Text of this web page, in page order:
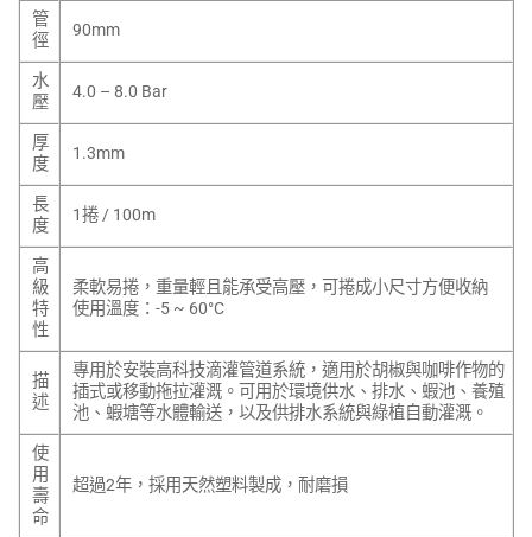
管
徑
90mm
水
壓
4.0 – 8.0 Bar
厚
度
1.3mm
長
度
1捲 / 100m
高
級
特
性
柔軟易捲，重量輕且能承受高壓，可捲成小尺寸方便收納
使用溫度：-5 ~ 60°C
描
述
專用於安裝高科技滴灌管道系統，適用於胡椒與咖啡作物的
插式或移動拖拉灌溉。可用於環境供水、排水、蝦池、養殖
池、蝦塘等水體輸送，以及供排水系統與綠植自動灌溉。
使
用
壽
命
超過2年，採用天然塑料製成，耐磨損